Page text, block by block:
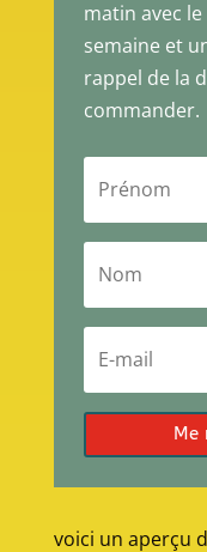
matin avec
semaine et
rappel de la
commander.
Me
voici un aperçu